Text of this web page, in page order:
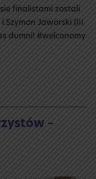
finalistami zostali
Jaworski (III
dumni! #welconomy
–